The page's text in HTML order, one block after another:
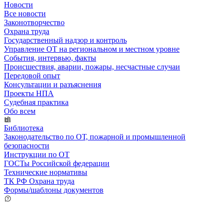
Новости
Все новости
Законотворчество
Охрана труда
Государственный надзор и контроль
Управление ОТ на региональном и местном уровне
События, интервью, факты
Происшествия, аварии, пожары, несчастные случаи
Передовой опыт
Консультации и разъяснения
Проекты НПА
Судебная практика
Обо всем
Библиотека
Законодательство по ОТ, пожарной и промышленной
безопасности
Инструкции по ОТ
ГОСТы Российской федерации
Технические нормативы
ТК РФ Охрана труда
Формы/шаблоны документов